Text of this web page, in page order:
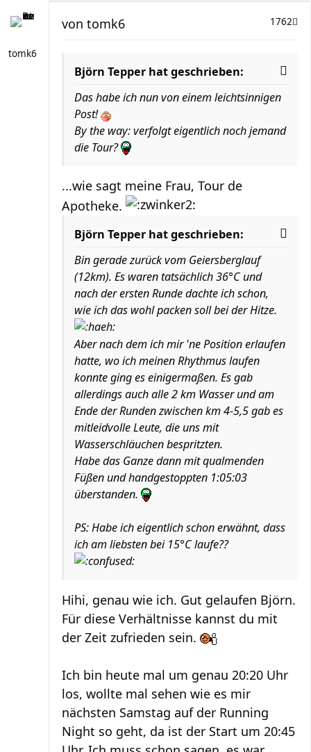
tomk6
1762
von tomk6
Björn Tepper hat geschrieben:
Das habe ich nun von einem leichtsinnigen
Post!
By the way: verfolgt eigentlich noch jemand
die Tour?
...wie sagt meine Frau, Tour de
Apotheke.
Björn Tepper hat geschrieben:
Bin gerade zurück vom Geiersberglauf
(12km). Es waren tatsächlich 36°C und
nach der ersten Runde dachte ich schon,
wie ich das wohl packen soll bei der Hitze.
Aber nach dem ich mir 'ne Position erlaufen
hatte, wo ich meinen Rhythmus laufen
konnte ging es einigermaßen. Es gab
allerdings auch alle 2 km Wasser und am
Ende der Runden zwischen km 4-5,5 gab es
mitleidvolle Leute, die uns mit
Wasserschläuchen bespritzten.
Habe das Ganze dann mit qualmenden
Füßen und handgestoppten 1:05:03
überstanden.
PS: Habe ich eigentlich schon erwähnt, dass
ich am liebsten bei 15°C laufe??
Hihi, genau wie ich. Gut gelaufen Björn.
Für diese Verhältnisse kannst du mit
der Zeit zufrieden sein.
Ich bin heute mal um genau 20:20 Uhr
los, wollte mal sehen wie es mir
nächsten Samstag auf der Running
Night so geht, da ist der Start um 20:45